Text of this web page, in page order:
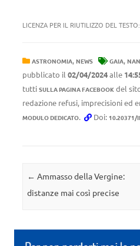
LICENZA PER IL RIUTILIZZO DEL TESTO:
ASTRONOMIA, NEWS GAIA,
pubblicato il 02/04/2024alle
tutti SULLA PAGINA FACEBOOK del
redazione refusi, imprecisioni ed
MODULO DEDICATO. Doi: 10.20371/
Navigazione articolo
← Ammasso della Vergine:
distanze mai così precise